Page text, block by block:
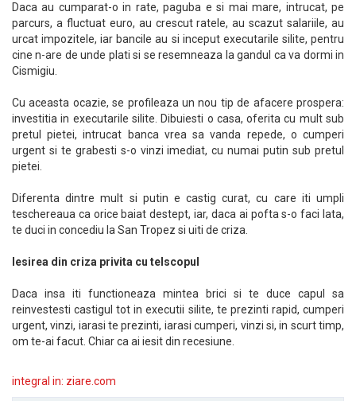
Daca au cumparat-o in rate, paguba e si mai mare, intrucat, pe
parcurs, a fluctuat euro, au crescut ratele, au scazut salariile, au
urcat impozitele, iar bancile au si inceput executarile silite, pentru
cine n-are de unde plati si se resemneaza la gandul ca va dormi in
Cismigiu.
Cu aceasta ocazie, se profileaza un nou tip de afacere prospera:
investitia in executarile silite. Dibuiesti o casa, oferita cu mult sub
pretul pietei, intrucat banca vrea sa vanda repede, o cumperi
urgent si te grabesti s-o vinzi imediat, cu numai putin sub pretul
pietei.
Diferenta dintre mult si putin e castig curat, cu care iti umpli
teschereaua ca orice baiat destept, iar, daca ai pofta s-o faci lata,
te duci in concediu la San Tropez si uiti de criza.
Iesirea din criza privita cu telscopul
Daca insa iti functioneaza mintea brici si te duce capul sa
reinvestesti castigul tot in executii silite, te prezinti rapid, cumperi
urgent, vinzi, iarasi te prezinti, iarasi cumperi, vinzi si, in scurt timp,
om te-ai facut. Chiar ca ai iesit din recesiune.
integral in: ziare.com